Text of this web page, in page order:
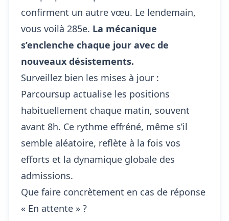
confirment un autre vœu. Le lendemain,
vous voilà 285e. La mécanique
s’enclenche chaque jour avec de
nouveaux désistements.
Surveillez bien les mises à jour :
Parcoursup actualise les positions
habituellement chaque matin, souvent
avant 8h. Ce rythme effréné, même s’il
semble aléatoire, reflète à la fois vos
efforts et la dynamique globale des
admissions.
Que faire concrètement en cas de réponse
« En attente » ?